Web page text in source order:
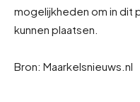
mogelijkheden om in dit
kunnen plaatsen.
Bron: Maarkelsnieuws.nl